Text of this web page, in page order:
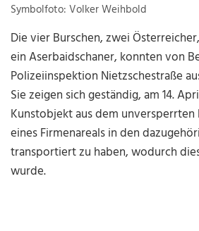
Symbolfoto: Volker Weihbold
Die vier Burschen, zwei
ein Aserbaidschaner, konnten von
Polizeiinspektion Nietzschestraße
Sie zeigen sich geständig, am 14.
Kunstobjekt aus dem unversperrten
eines Firmenareals in den
transportiert zu haben, wodurch
wurde.